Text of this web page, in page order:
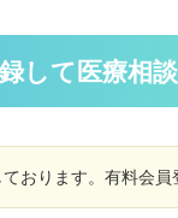
を
す
る
す
た
っ
目です
悲鳴を
布団の
ながら
す。 10
場にバ
して医療相
おります。有料会